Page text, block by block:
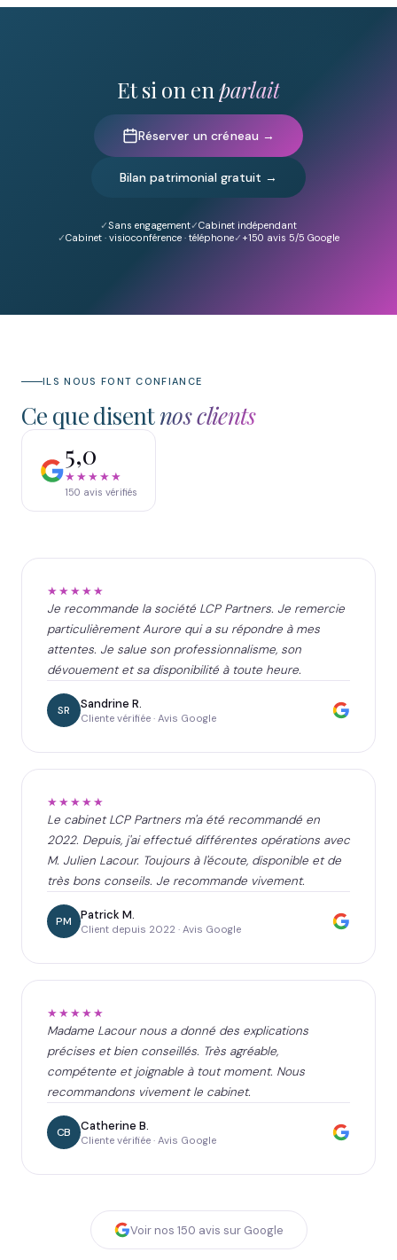
Et si on enparlait
Réserver un créneau →
Bilan patrimonial gratuit →
Sans engagement
Cabinet indépendant
Cabinet · visioconférence · téléphone
+150 avis 5/5 Google
ILS NOUS FONT CONFIANCE
Ce que disentnos clients
5,0
★★★★★
150 avis vérifiés
★★★★★
Je recommande la société LCP Partners. Je remercie
particulièrement Aurore qui a su répondre à mes
attentes. Je salue son professionnalisme, son
dévouement et sa disponibilité à toute heure.
SR Sandrine R.
Cliente vérifiée · Avis Google
★★★★★
Le cabinet LCP Partners m'a été recommandé en
2022. Depuis, j'ai effectué différentes opérations avec
M. Julien Lacour. Toujours à l'écoute, disponible et de
très bons conseils. Je recommande vivement.
PM Patrick M.
Client depuis 2022 · Avis Google
★★★★★
Madame Lacour nous a donné des explications
précises et bien conseillés. Très agréable,
compétente et joignable à tout moment. Nous
recommandons vivement le cabinet.
CB Catherine B.
Cliente vérifiée · Avis Google
Voir nos 150 avis sur Google